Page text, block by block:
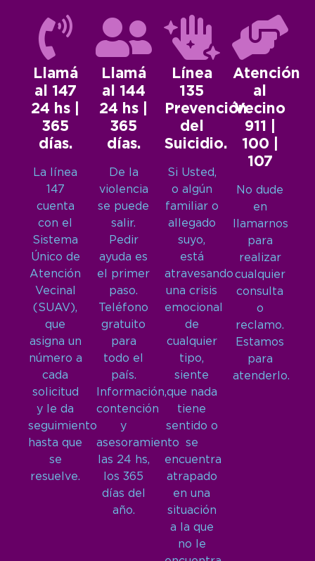
Llamá
al 147
24 hs |
365
días.
La línea
147
cuenta
con el
Sistema
Único de
Atención
Vecinal
(SUAV),
que
asigna un
número a
cada
solicitud
y le da
seguimiento
hasta que
se
resuelve.
Llamá
al 144
24 hs |
365
días.
De la
violencia
se puede
salir.
Pedir
ayuda es
el primer
paso.
Teléfono
gratuito
para
todo el
país.
Información,
contención
y
asesoramiento
las 24 hs,
los 365
días del
año.
Línea
135
Prevención
del
Suicidio.
Si Usted,
o algún
familiar o
allegado
suyo,
está
atravesando
una crisis
emocional
de
cualquier
tipo,
siente
que nada
tiene
sentido o
se
encuentra
atrapado
en una
situación
a la que
no le
Atención
al
Vecino
911 |
100 |
107
No dude
en
llamarnos
para
realizar
cualquier
consulta
o
reclamo.
Estamos
para
atenderlo.